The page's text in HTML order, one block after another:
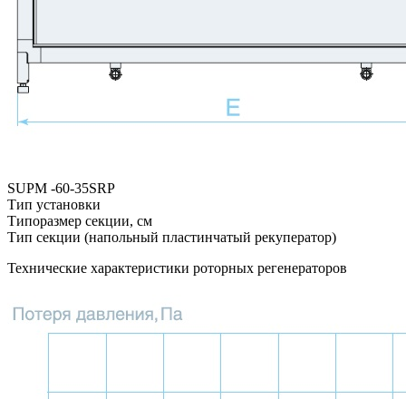
SUPM -60-35SRP
Тип установки
Типоразмер секции, см
Тип секции (напольный пластинчатый рекуператор)
Технические характеристики роторных регенераторов